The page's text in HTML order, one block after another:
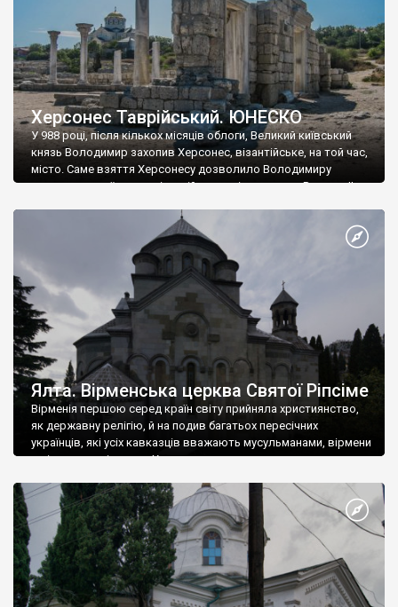
Херсонес Таврійський. ЮНЕСКО
У 988 році, після кількох місяців облоги, Великий київський
князь Володимир захопив Херсонес, візантійське, на той час,
місто. Саме взяття Херсонесу дозволило Володимиру
диктувати свої умови візантійському імператору Василю ІІ, та
Херсонесі Володимир-язичник, став Василем-християнином.
А потім було Хрещення Русі. На честь Херсонесу Таврійського
Ялта. Вірменська церква Святої Ріпсіме
Вірменія першою серед країн світу прийняла християнство,
як державну релігію, й на подив багатьох пересічних
українців, які усіх кавказців вважають мусульманами, вірмени
є відданими вірянами Христа